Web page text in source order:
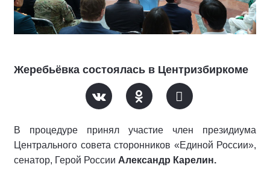
Жеребьёвка состоялась в Центризбиркоме
В процедуре принял участие член президиума
Центрального совета сторонников «Единой России»,
сенатор, Герой России Александр Карелин.